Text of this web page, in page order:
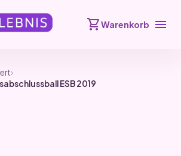
shopping_cartWarenkorb menu
›
ESB 2019